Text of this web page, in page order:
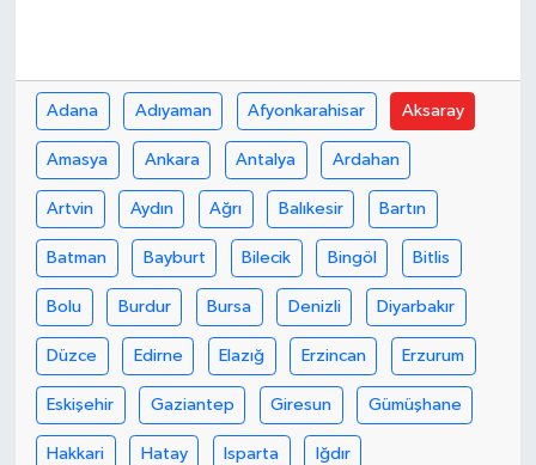
Adana Adıyaman Afyonkarahisar Aksaray
Amasya Ankara Antalya Ardahan
Artvin Aydın Ağrı Balıkesir Bartın
Batman Bayburt Bilecik Bingöl Bitlis
Bolu Burdur Bursa Denizli Diyarbakır
Düzce Edirne Elazığ Erzincan Erzurum
Eskişehir Gaziantep Giresun Gümüşhane
Hakkari Hatay Isparta Iğdır